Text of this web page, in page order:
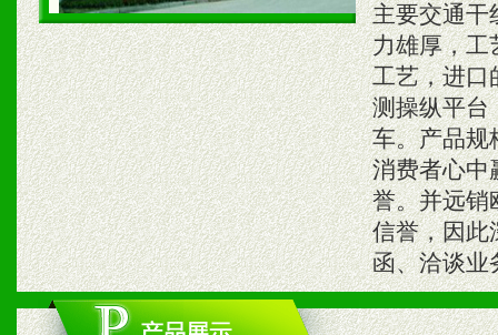
主要交通干
力雄厚，工
工艺，进口
测操纵平台
车。产品规
消费者心中
誉。并远销
信誉，因此
函、洽谈业